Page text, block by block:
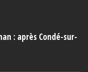
: après Condé-sur-